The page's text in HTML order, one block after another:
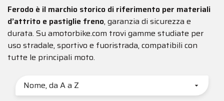
Ferodo è il marchio storico di riferimento per materiali
d’attrito e pastiglie freno, garanzia di sicurezza e
durata. Su amotorbike.com trovi gamme studiate per
uso stradale, sportivo e fuoristrada, compatibili con
tutte le principali moto.
Nome, da A a Z 